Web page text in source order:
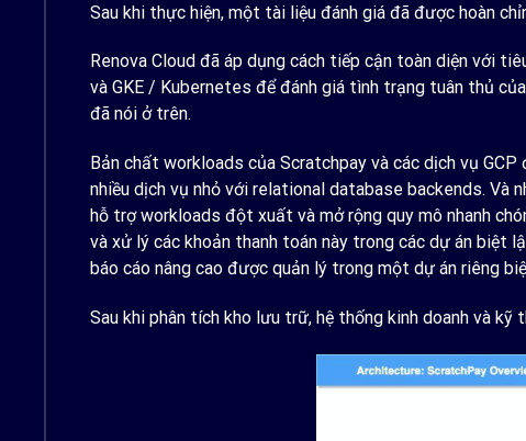
Sau khi thực hiện, một tài liệu đánh giá đã được hoàn
Renova Cloud đã áp dụng cách tiếp cận toàn diện với
và GKE / Kubernetes để đánh giá tình trạng tuân thủ
đã nói ở trên.
Bản chất workloads của Scratchpay và các dịch vụ
nhiều dịch vụ nhỏ với relational database backends. Và
hỗ trợ workloads đột xuất và mở rộng quy mô nhanh
và xử lý các khoản thanh toán này trong các dự án biệt
báo cáo nâng cao được quản lý trong một dự án riêng
Sau khi phân tích kho lưu trữ, hệ thống kinh doanh và